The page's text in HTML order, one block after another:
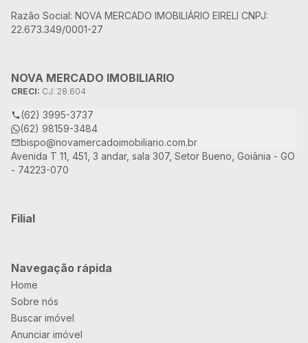
Razão Social: NOVA MERCADO IMOBILIÁRIO EIRELI CNPJ:
22.673.349/0001-27
NOVA MERCADO IMOBILIARIO
CRECI: CJ: 28.604
(62) 3995-3737
(62) 98159-3484
bispo@novamercadoimobiliario.com.br
Avenida T 11, 451, 3 andar, sala 307, Setor Bueno, Goiânia - GO
- 74223-070
Filial
Navegação rápida
Home
Sobre nós
Buscar imóvel
Anunciar imóvel